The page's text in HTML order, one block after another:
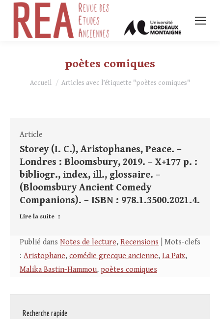
poètes comiques
Vous êtes ici :
Accueil Articles avec l’étiquette "poètes comiques"
Article
Storey (I. C.), Aristophanes, Peace. –
Londres : Bloomsbury, 2019. – X+177 p. :
bibliogr., index, ill., glossaire. –
(Bloomsbury Ancient Comedy
Companions). – ISBN : 978.1.3500.2021.4.
Lire la suite
Publié dans Notes de lecture, Recensions | Mots-clefs
: Aristophane, comédie grecque ancienne, La Paix,
Malika Bastin-Hammou, poètes comiques
Recherche rapide